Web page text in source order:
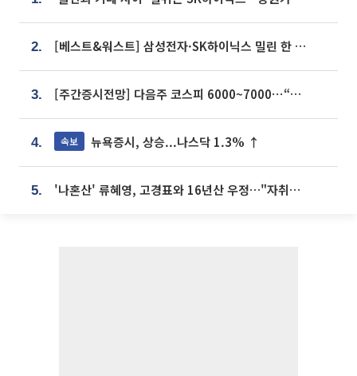
2. [베스트&워스트] 삼성전자·SK하이닉스 밀린 한 주…상상인증권은 85% 급등
3. [주간증시전망] 다음주 코스피 6000~7000⋯“外人 수급은 정책이 변수”
4. 속보 뉴욕증시, 상승...나스닥 1.3% ↑
5. '나혼산' 류혜영, 고경표와 16년산 우정…"자취방서 부모님과 마주쳐"